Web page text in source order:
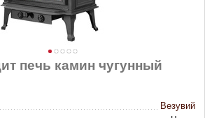
печь камин чугунный
Везувий